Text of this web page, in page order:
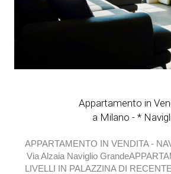
Appartamento in
a Milano - *
APPARTAMENTO IN VENDITA -
Via Alzaia Naviglio
LIVELLI IN PALAZZINA DI